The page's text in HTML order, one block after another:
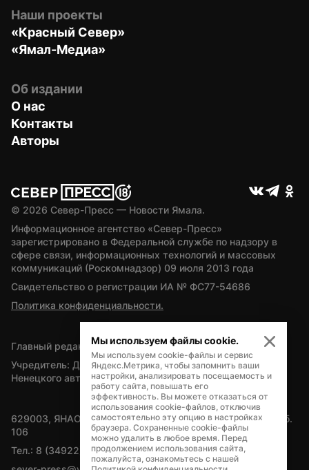
Наши проекты
«Красный Север»
«Ямал-Медиа»
Об издании
О нас
Контакты
Авторы
© 2026 Север-Пресс — Новости Ямала.
Информационное агентство «Север-Пресс»
зарегистрировано в Федеральной службе по надзору в
сфере связи, информационных технологий и массовых
коммуникаций (Роскомнадзор) 09 июля 2013 года
Свидетельство о регистрации ИА № ФС77-54686
Политика конфиденциальности.
Главный редактор — А.Л. Поздеев
Учредитель: Департамент внутренней политики Ямало-
Ненецкого автономного округа
629003, ЯНАО, Салехард, мкр. Богдана Кнунянца, д.1, каб.
106
Тел.: 8 (34922) 71262
Мы используем файлы cookie.
Мы используем cookie-файлы и сервис
Яндекс.Метрика, чтобы запомнить ваши
настройки, анализировать посещаемость и
работу сайта, повышать его
эффективность. Вы можете отказаться от
использования cookie-файлов, отключив
самостоятельно эту опцию в настройках
браузера. Сохраненные cookie-файлы
можно удалить в любое время. Перед
продолжением использования сайта,
пожалуйста, ознакомьтесь с нашей